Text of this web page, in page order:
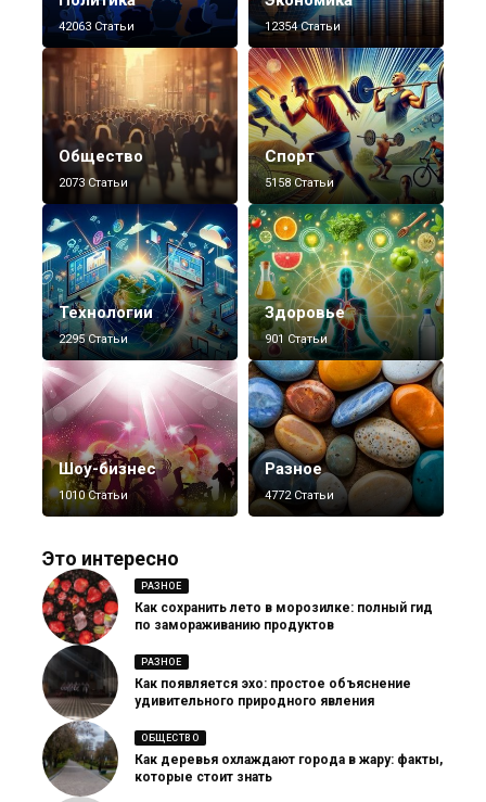
42063 Статьи 12354 Статьи
Общество
2073 Статьи
Спорт
5158 Статьи
Технологии
2295 Статьи
Здоровье
901 Статьи
Шоу-бизнес
1010 Статьи
Разное
4772 Статьи
Это интересно
РАЗНОЕ
Как сохранить лето в морозилке: полный гид
по замораживанию продуктов
РАЗНОЕ
Как появляется эхо: простое объяснение
удивительного природного явления
ОБЩЕСТВО
Как деревья охлаждают города в жару: факты,
которые стоит знать